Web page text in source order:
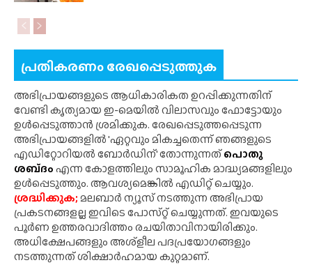
പ്രതികരണം രേഖപ്പെടുത്തുക
അഭിപ്രായങ്ങളുടെ ആധികാരികത ഉറപ്പിക്കുന്നതിന്
വേണ്ടി കൃത്യമായ ഇ-മെയിൽ വിലാസവും ഫോട്ടോയും
ഉൾപ്പെടുത്താൻ ശ്രമിക്കുക. രേഖപ്പെടുത്തപ്പെടുന്ന
അഭിപ്രായങ്ങളിൽ 'ഏറ്റവും മികച്ചതെന്ന് ഞങ്ങളുടെ
എഡിറ്റോറിയൽ ബോർഡിന്' തോന്നുന്നത്പൊതു
ശബ്‌ദംഎന്ന കോളത്തിലും സാമൂഹിക മാദ്ധ്യമങ്ങളിലും
ഉൾപ്പെടുത്തും. ആവശ്യമെങ്കിൽ എഡിറ്റ് ചെയ്യും.
ശ്രദ്ധിക്കുക;മലബാർ ന്യൂസ് നടത്തുന്ന അഭിപ്രായ
പ്രകടനങ്ങളല്ല ഇവിടെ പോസ്‌റ്റ് ചെയ്യുന്നത്. ഇവയുടെ
പൂർണ ഉത്തരവാദിത്തം രചയിതാവിനായിരിക്കും.
അധിക്ഷേപങ്ങളും അശ്‌ളീല പദപ്രയോഗങ്ങളും
നടത്തുന്നത് ശിക്ഷാർഹമായ കുറ്റമാണ്.